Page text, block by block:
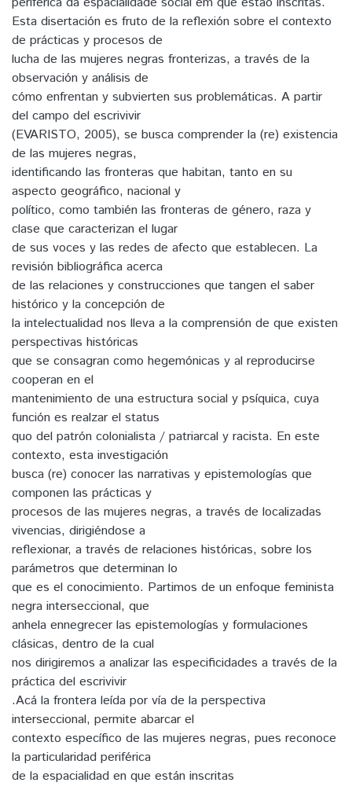
Esta disertación es fruto de la reflexión sobre el contexto
de prácticas y procesos de
lucha de las mujeres negras fronterizas, a través de la
observación y análisis de
cómo enfrentan y subvierten sus problemáticas. A partir
del campo del escrivivir
(EVARISTO, 2005), se busca comprender la (re) existencia
de las mujeres negras,
identificando las fronteras que habitan, tanto en su
aspecto geográfico, nacional y
político, como también las fronteras de género, raza y
clase que caracterizan el lugar
de sus voces y las redes de afecto que establecen. La
revisión bibliográfica acerca
de las relaciones y construcciones que tangen el saber
histórico y la concepción de
la intelectualidad nos lleva a la comprensión de que existen
perspectivas históricas
que se consagran como hegemónicas y al reproducirse
cooperan en el
mantenimiento de una estructura social y psíquica, cuya
función es realzar el status
quo del patrón colonialista / patriarcal y racista. En este
contexto, esta investigación
busca (re) conocer las narrativas y epistemologías que
componen las prácticas y
procesos de las mujeres negras, a través de localizadas
vivencias, dirigiéndose a
reflexionar, a través de relaciones históricas, sobre los
parámetros que determinan lo
que es el conocimiento. Partimos de un enfoque feminista
negra interseccional, que
anhela ennegrecer las epistemologías y formulaciones
clásicas, dentro de la cual
nos dirigiremos a analizar las especificidades a través de la
práctica del escrivivir
.Acá la frontera leída por vía de la perspectiva
interseccional, permite abarcar el
contexto específico de las mujeres negras, pues reconoce
la particularidad periférica
de la espacialidad en que están inscritas